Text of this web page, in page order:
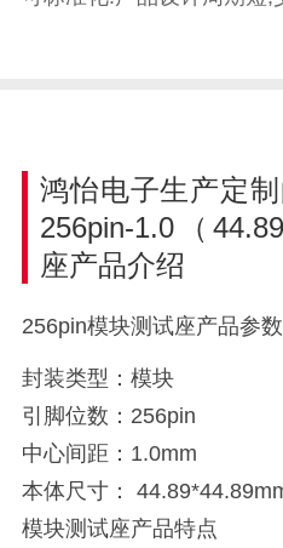
鸿怡电子生产定
256pin-1.0（
座产品介绍
256pin模块测试座产品参数
封装类型：模块
引脚位数：256pin
中心间距：1.0mm
本体尺寸：
模块测试座产品特点